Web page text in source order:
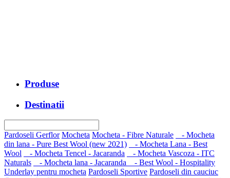
Produse
Destinatii
Pardoseli Gerflor Mocheta Mocheta - Fibre Naturale
- Mocheta
din lana - Pure Best Wool (new 2021)
- Mocheta Lana - Best
Wool
- Mocheta Tencel - Jacaranda
- Mocheta Vascoza - ITC
Naturals
- Mocheta lana - Jacaranda
- Best Wool - Hospitality
Underlay pentru mocheta Pardoseli Sportive Pardoseli din cauciuc